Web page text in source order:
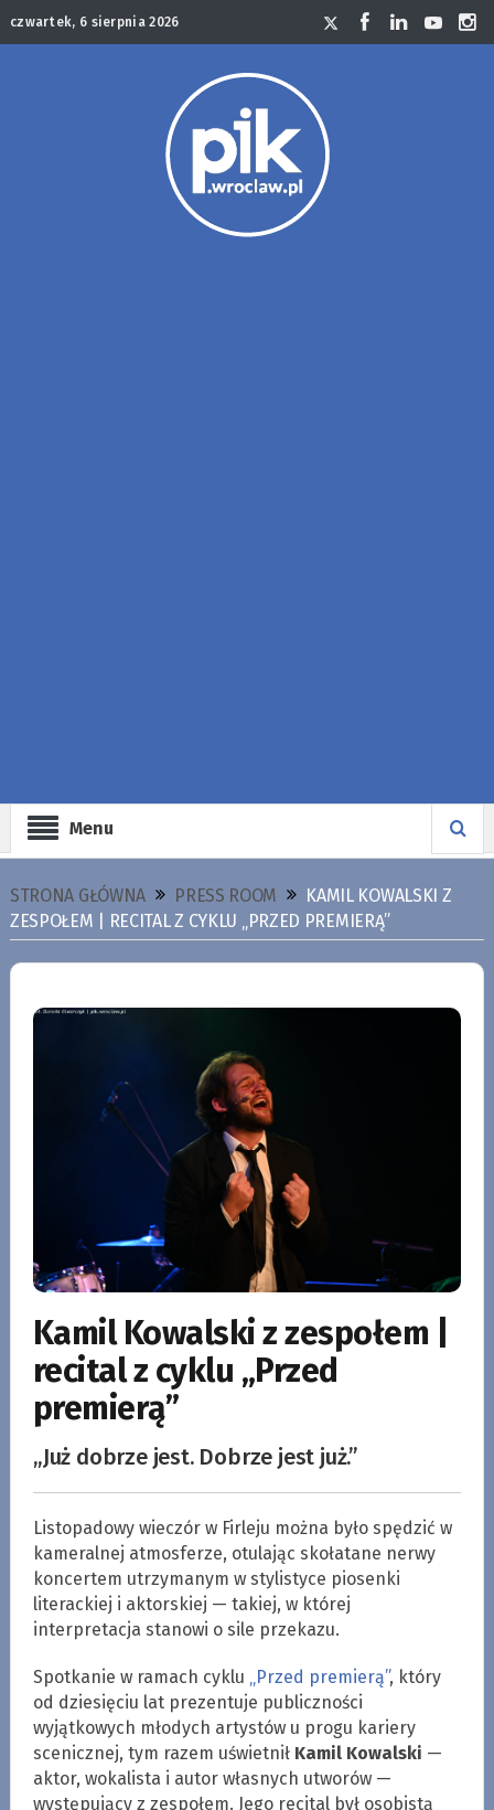
czwartek, 6 sierpnia 2026
Menu
STRONA GŁÓWNA PRESS ROOM
KAMIL KOWALSKI Z
ZESPOŁEM | RECITAL Z CYKLU „PRZED PREMIERĄ”
Kamil Kowalski z zespołem |
recital z cyklu „Przed
premierą”
„Już dobrze jest. Dobrze jest już.”
Listopadowy wieczór w Firleju można było spędzić w
kameralnej atmosferze, otulając skołatane nerwy
koncertem utrzymanym w stylistyce piosenki
literackiej i aktorskiej — takiej, w której
interpretacja stanowi o sile przekazu.
Spotkanie w ramach cyklu „Przed premierą”, który
od dziesięciu lat prezentuje publiczności
wyjątkowych młodych artystów u progu kariery
scenicznej, tym razem uświetnił Kamil Kowalski —
aktor, wokalista i autor własnych utworów —
występujący z zespołem. Jego recital był osobistą